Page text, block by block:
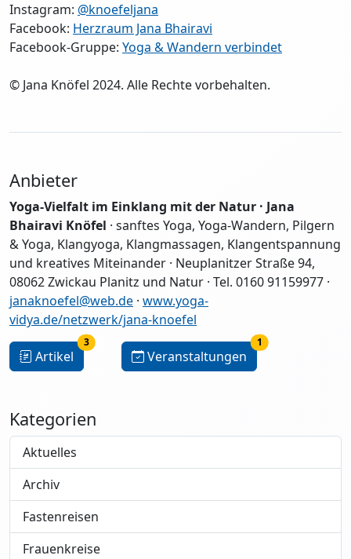
Instagram: @knoefeljana
Facebook: Herzraum Jana Bhairavi
Facebook-Gruppe: Yoga & Wandern verbindet
© Jana Knöfel 2024. Alle Rechte vorbehalten.
Anbieter
Yoga-Vielfalt im Einklang mit der Natur · Jana
Bhairavi Knöfel · sanftes Yoga, Yoga-Wandern, Pilgern
& Yoga, Klangyoga, Klangmassagen, Klangentspannung
und kreatives Miteinander · Neuplanitzer Straße 94,
08062 Zwickau Planitz und Natur · Tel. 0160 91159977 ·
janaknoefel@web.de · www.yoga-
vidya.de/netzwerk/jana-knoefel
Artikel
3
Veranstaltungen
1
Kategorien
Aktuelles
Archiv
Fastenreisen
Frauenkreise